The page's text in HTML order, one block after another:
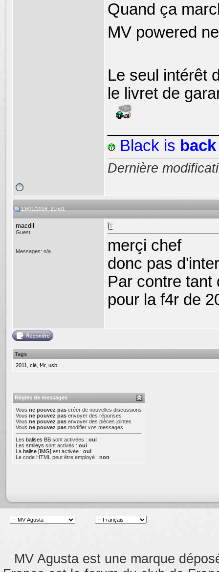
Quand ça
MV powered
Le seul intérêt
le livret de
Black is back
Dernière
13/01/2016, 21h01
macdil
Guest
Messages: n/a
merçi chef
donc pas
Par contre tant
pour la f4r de
Tags
2011
clé f4r, usb
Règles de messages
Vous ne pouvez pas créer de nouvelles discussions
Vous ne pouvez pas envoyer des réponses
Vous ne pouvez pas envoyer des pièces jointes
Vous ne pouvez pas modifier vos messages
Les balises BB sont activées : oui
Les smileys sont activés : oui
La balise [IMG] est activée : oui
Le code HTML peut être employé : non
MV Agusta est une marque